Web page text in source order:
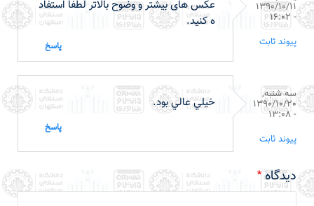
1390/10/11
- 16:02
پیوند ثابت
عکس های بیشتر و وضوح بالاتر لطفا استفاد
ه کنید.
پاسخ
سه شنبه,
1390/10/20
- 13:08
پیوند ثابت
خيلي عالي بود.
پاسخ
دیدگاه